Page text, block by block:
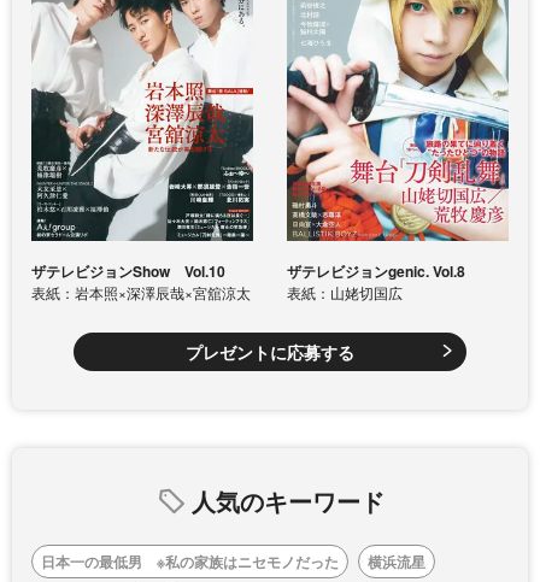
ザテレビジョンShow Vol.10
表紙：岩本照×深澤辰哉×宮舘涼太
ザテレビジョンgenic. Vol.8
表紙：山姥切国広
プレゼントに応募する
人気のキーワード
日本一の最低男 ※私の家族はニセモノだった
横浜流星